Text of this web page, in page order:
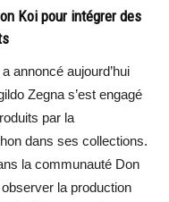
Koi pour intégrer des
annoncé aujourd’hui
Zegna s’est engagé
par la
dans ses collections.
la communauté Don
la production